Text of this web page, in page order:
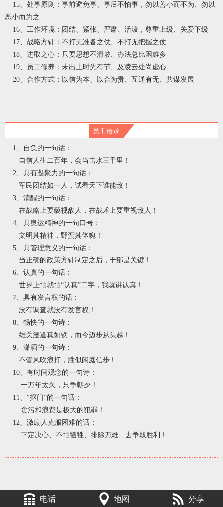
15、处事原则：事前避免事、事后不怕事，勿以善小而不为、勿以
恶小而为之
16、工作环境：团结、紧张、严肃、活泼，尊重上级、关爱下级
17、战略方针：不打无准备之仗、不打无把握之仗
18、进取之心：只要思想不滑坡、办法总比困难多
19、员工修养：未出土时先有节、及凌云处尚虚心
20、合作方式：以信为本、以合为贵、互通有无、共谋发展
员工语录
1、自负的一句话：
自信人生二百年，会当击水三千里！
2、具有凝聚力的一句话：
军民团结如一人，试看天下谁能敌！
3、清醒的一句话：
在战略上要藐视敌人，在战术上要重视敌人！
4、具奥运精神的一句口号：
文明其精神，野蛮其体魄！
5、具管理意义的一句话：
当正确的政策方针制定之后，干部是关键！
6、认真的一句话：
世界上怕就怕“认真”二字，我就讲认真！
7、具有发言权的话：
没有调查就没有发言权！
8、畅快的一句诗：
雄关漫道真如铁，而今迈步从头越！
9、潇洒的一句诗：
不管风吹浪打，胜似闲庭信步！
10、有时间观念的一句诗：
一万年太久，只争朝夕！
11、“抠门”的一句话：
贪污和浪费是极大的犯罪！
12、激励人克服困难的话：
下定决心、不怕牺牲、排除万难、去争取胜利！
电话 地图 分享